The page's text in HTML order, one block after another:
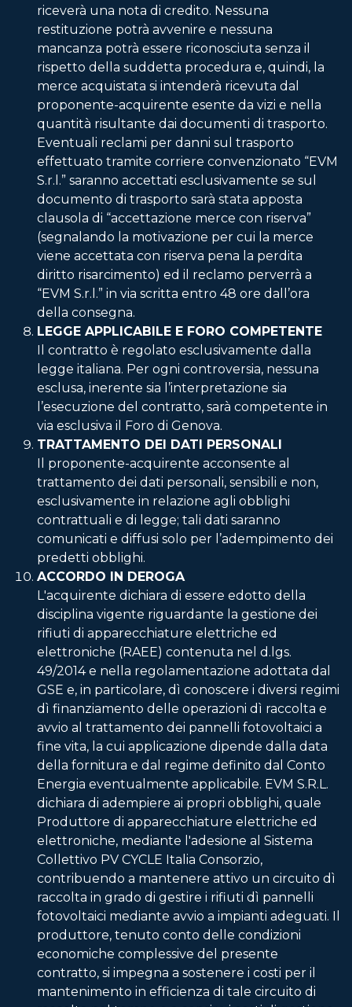
riceverà una nota di credito. Nessuna
restituzione potrà avvenire e nessuna
mancanza potrà essere riconosciuta senza il
rispetto della suddetta procedura e, quindi, la
merce acquistata si intenderà ricevuta dal
proponente-acquirente esente da vizi e nella
quantità risultante dai documenti di trasporto.
Eventuali reclami per danni sul trasporto
effettuato tramite corriere convenzionato “EVM
S.r.l.” saranno accettati esclusivamente se sul
documento di trasporto sarà stata apposta
clausola di “accettazione merce con riserva”
(segnalando la motivazione per cui la merce
viene accettata con riserva pena la perdita
diritto risarcimento) ed il reclamo perverrà a
“EVM S.r.l.” in via scritta entro 48 ore dall’ora
della consegna.
LEGGE APPLICABILE E FORO COMPETENTE
Il contratto è regolato esclusivamente dalla
legge italiana. Per ogni controversia, nessuna
esclusa, inerente sia l’interpretazione sia
l’esecuzione del contratto, sarà competente in
via esclusiva il Foro di Genova.
TRATTAMENTO DEI DATI PERSONALI
Il proponente-acquirente acconsente al
trattamento dei dati personali, sensibili e non,
esclusivamente in relazione agli obblighi
contrattuali e di legge; tali dati saranno
comunicati e diffusi solo per l’adempimento dei
predetti obblighi.
ACCORDO IN DEROGA
L'acquirente dichiara di essere edotto della
disciplina vigente riguardante la gestione dei
rifiuti di apparecchiature elettriche ed
elettroniche (RAEE) contenuta nel d.lgs.
49/2014 e nella regolamentazione adottata dal
GSE e, in particolare, dì conoscere i diversi regimi
dì finanziamento delle operazioni dì raccolta e
avvio al trattamento dei pannelli fotovoltaici a
fine vita, la cui applicazione dipende dalla data
della fornitura e dal regime definito dal Conto
Energia eventualmente applicabile. EVM S.R.L.
dichiara di adempiere ai propri obblighi, quale
Produttore di apparecchiature elettriche ed
elettroniche, mediante l'adesione al Sistema
Collettivo PV CYCLE Italia Consorzio,
contribuendo a mantenere attivo un circuito dì
raccolta in grado di gestire i rifiuti dì pannelli
fotovoltaici mediante avvio a impianti adeguati. Il
produttore, tenuto conto delle condizioni
economiche complessive del presente
contratto, si impegna a sostenere i costi per il
mantenimento in efficienza di tale circuito di